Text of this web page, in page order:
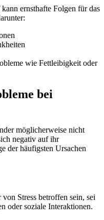
kann ernsthafte Folgen für das
wie Fettleibigkeit oder
bei
möglicherweise nicht
negativ auf ihr
der häufigsten Ursachen
Stress betroffen sein, sei
oder soziale Interaktionen.